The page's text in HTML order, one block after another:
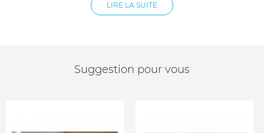
les affaires de votre bébé. Elle possède une penderie, sept
Dimensions lit bébé : 78 x 147.5 x 93.5 cm
LIRE LA SUITE
Suggestion pour vous